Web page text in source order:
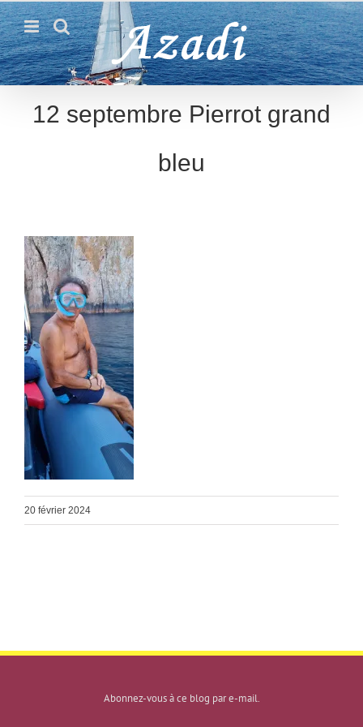
Passer
au
contenu
12 septembre Pierrot grand
bleu
20 février 2024
Abonnez-vous à ce blog par e-mail.